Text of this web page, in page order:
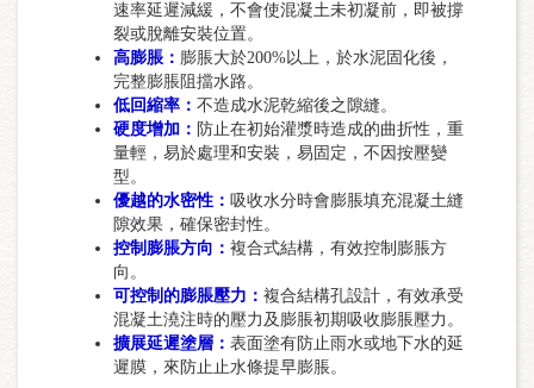
速率延遲減緩，不會使混凝土未初凝前，即被撐
裂或脫離安裝位置。
高膨脹： 膨脹大於200%以上，於水泥固化後，
完整膨脹阻擋水路。
低回縮率： 不造成水泥乾縮後之隙縫。
硬度增加： 防止在初始灌漿時造成的曲折性，重
量輕，易於處理和安裝，易固定，不因按壓變
型。
優越的水密性： 吸收水分時會膨脹填充混凝土縫
隙效果，確保密封性。
控制膨脹方向： 複合式結構，有效控制膨脹方
向。
可控制的膨脹壓力： 複合結構孔設計，有效承受
混凝土澆注時的壓力及膨脹初期吸收膨脹壓力。
擴展延遲塗層： 表面塗有防止雨水或地下水的延
遲膜，來防止止水條提早膨脹。